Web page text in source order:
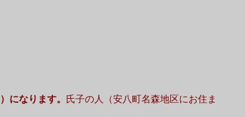
になります。
氏子の人（安八町名森地区にお住ま